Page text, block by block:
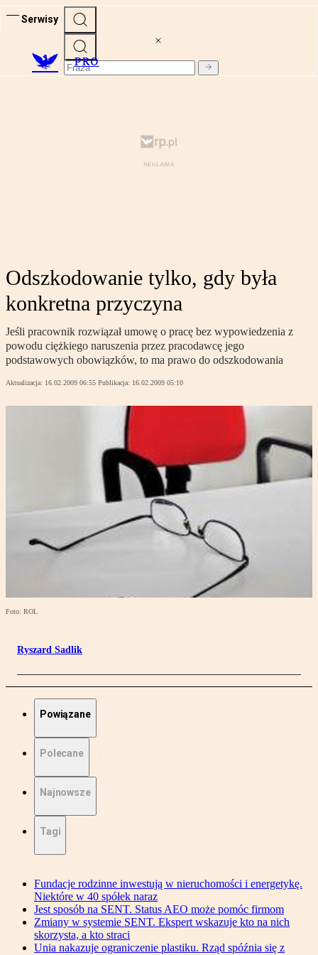
Serwisy
PRO
Odszkodowanie tylko, gdy była
konkretna przyczyna
Jeśli pracownik rozwiązał umowę o pracę bez wypowiedzenia z
powodu ciężkiego naruszenia przez pracodawcę jego
podstawowych obowiązków, to ma prawo do odszkodowania
Aktualizacja: 16.02.2009 06:55 Publikacja: 16.02.2009 05:10
Foto: ROL
Ryszard Sadlik
Powiązane
Polecane
Najnowsze
Tagi
Fundacje rodzinne inwestują w nieruchomości i energetykę.
Niektóre w 40 spółek naraz
Jest sposób na SENT. Status AEO może pomóc firmom
Zmiany w systemie SENT. Ekspert wskazuje kto na nich
skorzysta, a kto straci
Unia nakazuje ograniczenie plastiku. Rząd spóźnia się z